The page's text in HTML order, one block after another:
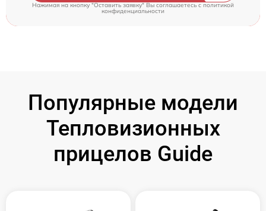
Нажимая на кнопку "Оставить заявку" Вы соглашаетесь cполитикой
конфиденциальности
Популярные модели
Тепловизионных
прицелов Guide